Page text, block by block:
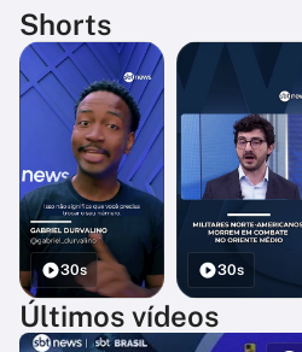
Shorts
30s 30s
Últimos vídeos